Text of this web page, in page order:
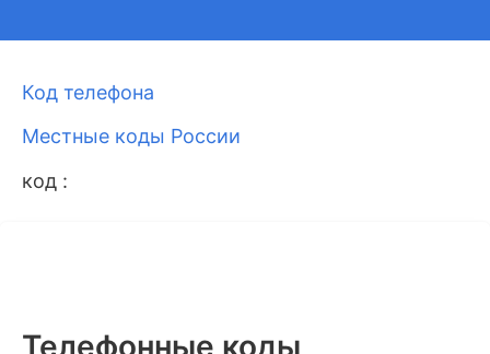
Код телефона
Местные коды России
код :